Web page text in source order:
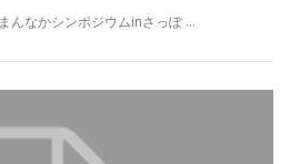
んなかシンポジウムinさっぽ …